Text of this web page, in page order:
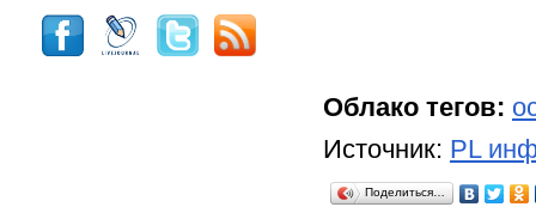
Облако тегов:
Источник: PL
Поделиться…